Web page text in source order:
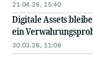
21.04.26, 15:40
Digitale Assets
ein
30.03.26, 11:06